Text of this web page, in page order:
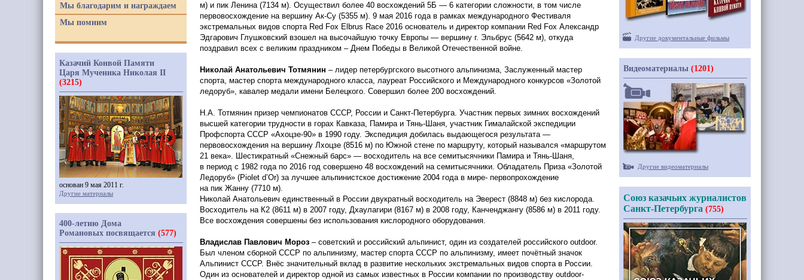
м) и пик Ленина (7134 м). Осуществил более 40 восхождений 5Б — 6 категории сложности, в том числе
первовосхождение на вершину Ак-Су (5355 м). 9 мая 2016 года в рамках международного Фестиваля
экстремальных видов спорта Red Fox Elbrus Race 2016 основатель и директор компании Red Fox Александр
Эдгарович Глушковский взошел на высочайшую точку Европы — вершину г. Эльбрус (5642 м), откуда
поздравил всех с великим праздником – Днем Победы в Великой Отечественной войне.
Николай Анатольевич Тотмянин – лидер петербургского высотного альпинизма, Заслуженный мастер
спорта, мастер спорта международного класса, лауреат Российского и Международного конкурсов «Золотой
ледоруб», кавалер медали имени Белецкого. Совершил более 200 восхождений.
Н.А. Тотмянин призер чемпионатов СССР, России и Санкт-Петербурга. Участник первых зимних восхождений
высшей категории трудности в горах Кавказа, Памира и Тянь-Шаня, участник Гималайской экспедиции
Профспорта СССР «Ахоцзе-90» в 1990 году. Экспедиция добилась выдающегося результата —
первовосхождения на вершину Лхоцзе (8516 м) по Южной стене по маршруту, который назывался «маршрутом
21 века». Шестикратный «Снежный барс» — восходитель на все семитысячники Памира и Тянь-Шаня,
в период с 1982 года по 2016 год совершено 48 восхождений на семитысячники. Обладатель Приза «Золотой
Ледоруб» (Piolet d’Or) за лучшее альпинистское достижение 2004 года в мире- первопрохождение
на пик Жанну (7710 м).
Николай Анатольевич единственный в России двукратный восходитель на Эверест (8848 м) без кислорода.
Восходитель на К2 (8611 м) в 2007 году, Дхаулагири (8167 м) в 2008 году, Канченджангу (8586 м) в 2011 году.
Все восхождения совершены без использования кислородного оборудования.
Владислав Павлович Мороз – советский и российский альпинист, один из создателей российского outdoor.
Был членом сборной СССР по альпинизму, мастер спорта СССР по альпинизму, имеет почётный значок
Альпинист СССР. Внёс значительный вклад в развитие нескольких экстремальных видов спорта в России.
Один из основателей и директор одной из самых известных в России компании по производству outdoor-
Мы благодарим и награждаем
Мы помним
Казачий Конвой Памяти
Царя Мученика Николая II
(3215)
основан 9 мая 2011 г.
Другие материалы
400-летию Дома
Романовых посвящается (577)
Другие документальные фильмы
Видеоматериалы (1201)
Другие видеоматериалы
Союз казачьих журналистов
Санкт-Петербурга (755)